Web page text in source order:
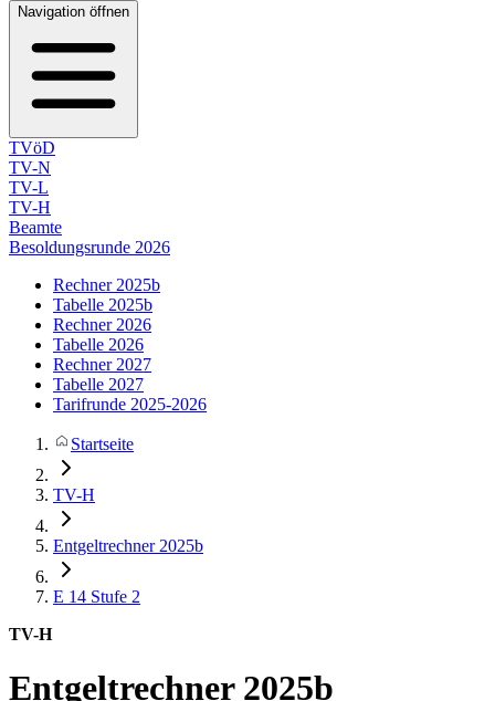
Navigation öffnen
TVöD
TV-N
TV-L
TV-H
Beamte
Besoldungsrunde 2026
Rechner 2025b
Tabelle 2025b
Rechner 2026
Tabelle 2026
Rechner 2027
Tabelle 2027
Tarifrunde 2025-2026
Startseite
TV-H
Entgeltrechner 2025b
E 14 Stufe 2
TV-H
Entgeltrechner 2025b